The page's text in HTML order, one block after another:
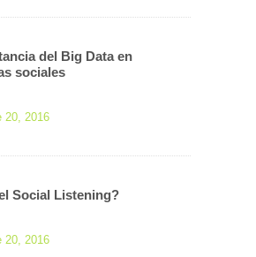
del Big Data en
sociales
20, 2016
Social Listening?
20, 2016